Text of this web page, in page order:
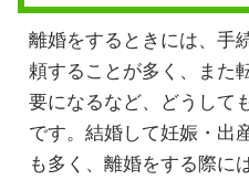
離婚をするときには、手
頼することが多く、また
要になるなど、どうして
です。結婚して妊娠・出
も多く、離婚をする際に